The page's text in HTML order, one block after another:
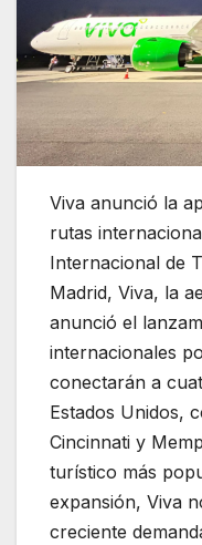
Viva anunció la
rutas
Internacional de
Madrid, Viva, la
anunció el
internacionales
conectarán a
Estados Unidos,
Cincinnati y
turístico más
expansión, Viva
creciente